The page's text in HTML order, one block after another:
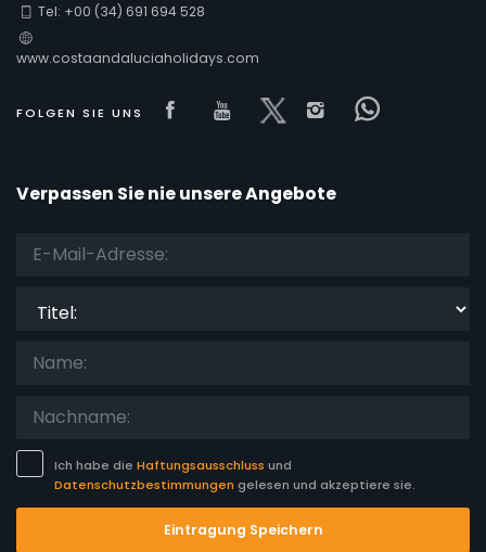
Tel: +00 (34) 691 694 528
www.costaandaluciaholidays.com
FOLGEN SIE UNS Visit our Facebook page
Visit our youtube page
Visit our x page
Visit our
Visit our
Verpassen Sie nie unsere Angebote
Ich habe die Haftungsausschluss und
Datenschutzbestimmungen gelesen und akzeptiere sie.
Eintragung Speichern